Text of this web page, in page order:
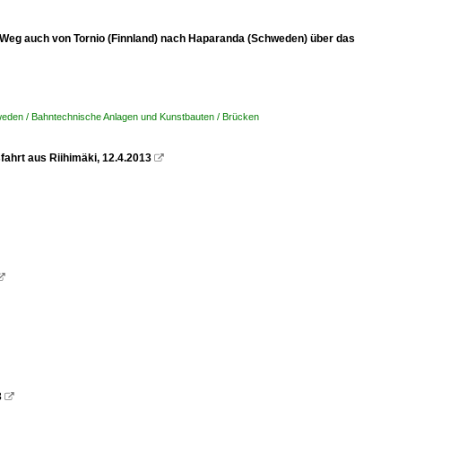
auch von Tornio (Finnland) nach Haparanda (Schweden) über das
/ Bahntechnische Anlagen und Kunstbauten / Brücken
aus Riihimäki, 12.4.2013 
